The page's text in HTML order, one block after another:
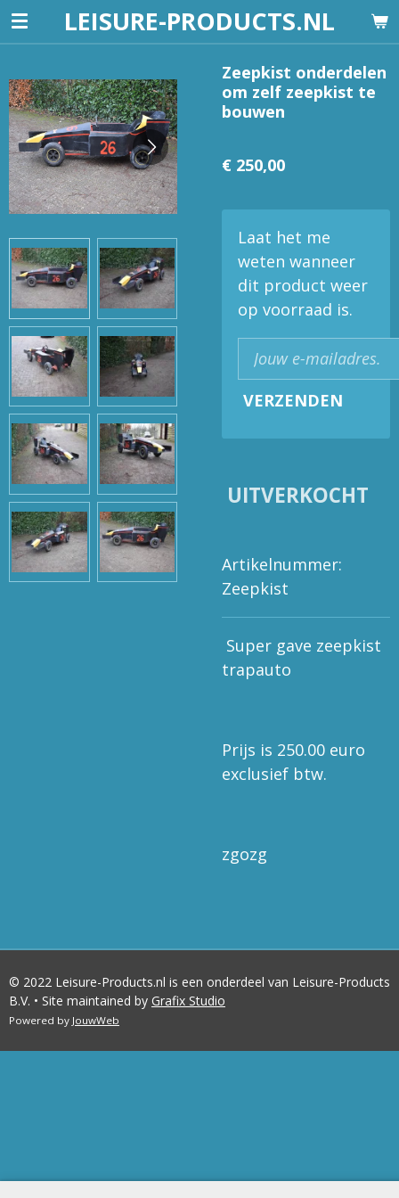
Ga
direct
de
hoofdinhoud
LEISURE-PRODUCTS.NL
Zeepkist onderdelen
om zelf zeepkist te
bouwen
€ 250,00
Laat het me
weten wanneer
dit product weer
op voorraad is.
VERZENDEN
UITVERKOCHT
Artikelnummer:
Zeepkist
Super gave zeepkist
trapauto
Prijs is 250.00 euro
exclusief btw.
zgozg
© 2022 Leisure-Products.nl is een onderdeel van Leisure-Products
B.V. • Site maintained by Grafix Studio
Powered by JouwWeb